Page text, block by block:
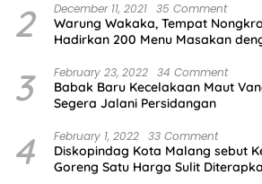
2 December 11, 2021 35 Comment
Warung Wakaka, Tempat
Hadirkan 200 Menu Masakan
3 February 23, 2022 34 Comment
Babak Baru Kecelakaan Maut
Segera Jalani Persidangan
4 February 1, 2022 33 Comment
Diskopindag Kota Malang sebut
Goreng Satu Harga Sulit